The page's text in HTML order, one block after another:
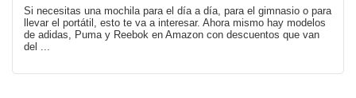
Si necesitas una mochila para el día a día, para el gimnasio o para
llevar el portátil, esto te va a interesar. Ahora mismo hay modelos
de adidas, Puma y Reebok en Amazon con descuentos que van
del ...